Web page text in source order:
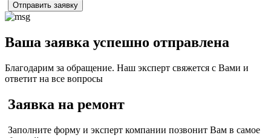
Отправить заявку
Ваша заявка успешно отправлена
Благодарим за обращение. Наш эксперт свяжется с Вами и
ответит на все вопросы
Заявка на ремонт
Заполните форму и эксперт компании позвонит Вам в самое